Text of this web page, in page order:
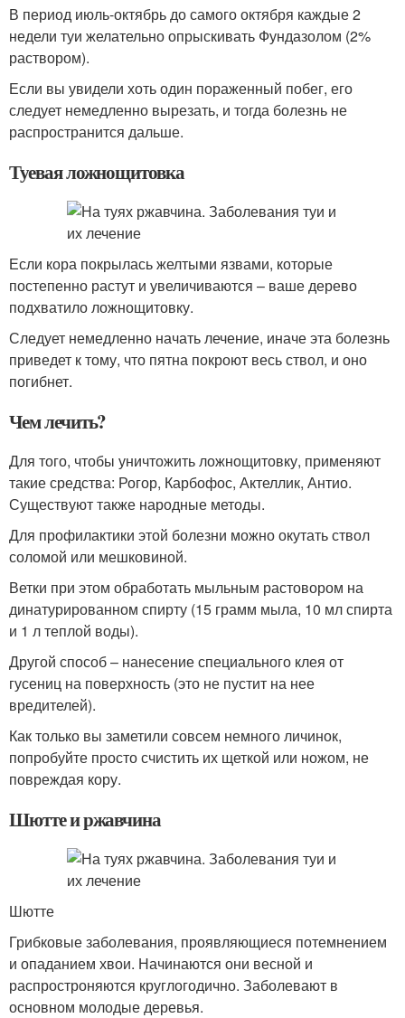
В период июль-октябрь до самого октября каждые 2
недели туи желательно опрыскивать Фундазолом (2%
раствором).
Если вы увидели хоть один пораженный побег, его
следует немедленно вырезать, и тогда болезнь не
распространится дальше.
Туевая ложнощитовка
Если кора покрылась желтыми язвами, которые
постепенно растут и увеличиваются – ваше дерево
подхватило ложнощитовку.
Следует немедленно начать лечение, иначе эта болезнь
приведет к тому, что пятна покроют весь ствол, и оно
погибнет.
Чем лечить?
Для того, чтобы уничтожить ложнощитовку, применяют
такие средства: Рогор, Карбофос, Актеллик, Антио.
Существуют также народные методы.
Для профилактики этой болезни можно окутать ствол
соломой или мешковиной.
Ветки при этом обработать мыльным растовором на
динатурированном спирту (15 грамм мыла, 10 мл спирта
и 1 л теплой воды).
Другой способ – нанесение специального клея от
гусениц на поверхность (это не пустит на нее
вредителей).
Как только вы заметили совсем немного личинок,
попробуйте просто счистить их щеткой или ножом, не
повреждая кору.
Шютте и ржавчина
Шютте
Грибковые заболевания, проявляющиеся потемнением
и опаданием хвои. Начинаются они весной и
распростроняются круглогодично. Заболевают в
основном молодые деревья.